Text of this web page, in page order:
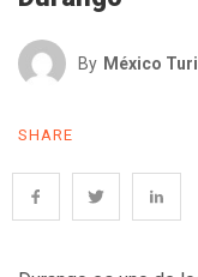
By México
SHARE